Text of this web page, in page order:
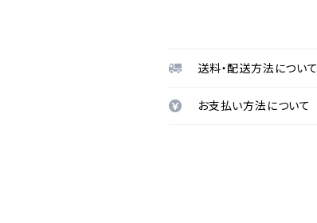
送料・配送方法について
お支払い方法について